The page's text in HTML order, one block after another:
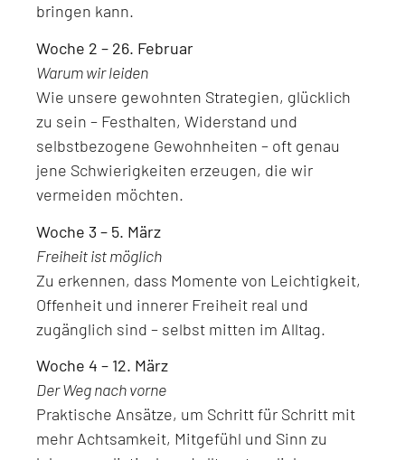
bringen kann.
Woche 2 – 26. Februar
Warum wir leiden
Wie unsere gewohnten Strategien, glücklich
zu sein – Festhalten, Widerstand und
selbstbezogene Gewohnheiten – oft genau
jene Schwierigkeiten erzeugen, die wir
vermeiden möchten.
Woche 3 – 5. März
Freiheit ist möglich
Zu erkennen, dass Momente von Leichtigkeit,
Offenheit und innerer Freiheit real und
zugänglich sind – selbst mitten im Alltag.
Woche 4 – 12. März
Der Weg nach vorne
Praktische Ansätze, um Schritt für Schritt mit
mehr Achtsamkeit, Mitgefühl und Sinn zu